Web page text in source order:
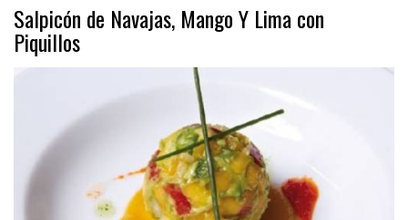
Salpicón de Navajas, Mango Y Lima con
Piquillos